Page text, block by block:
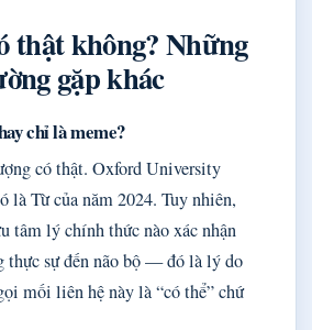
thật không? Những
gặp khác
chỉ là meme?
có thật. Oxford University
là Từ của năm 2024. Tuy nhiên,
tâm lý chính thức nào xác nhận
thực sự đến não bộ — đó là lý do
mối liên hệ này là “có thể” chứ